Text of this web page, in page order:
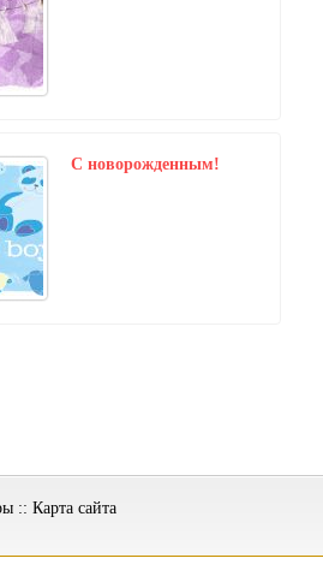
C новорожденным!
:: Карта сайта